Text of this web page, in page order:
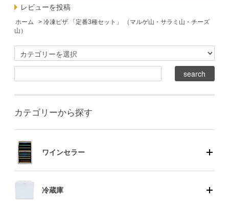
レビューを投稿
ホーム
> 冷凍ピザ 「定番3種セット」 （マルゲ山・サラミ山・チーズ
山）
カテゴリーから探す
ワインセラー
冷蔵庫